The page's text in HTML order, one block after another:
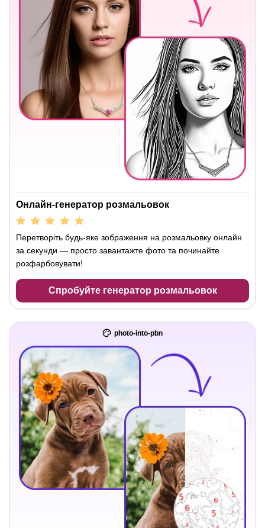
Онлайн-генератор розмальовок
Перетворіть будь-яке зображення на розмальовку онлайн
за секунди — просто завантажте фото та починайте
розфарбовувати!
Спробуйте генератор розмальовок
photo-into-pbn